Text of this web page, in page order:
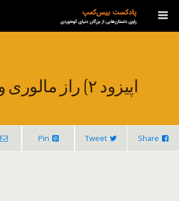
اپیزود ۲) راز مالوری و اروین
Share
Tweet
Pin